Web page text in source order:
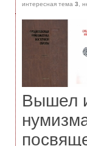
интересная тема 3 ,
Вышел